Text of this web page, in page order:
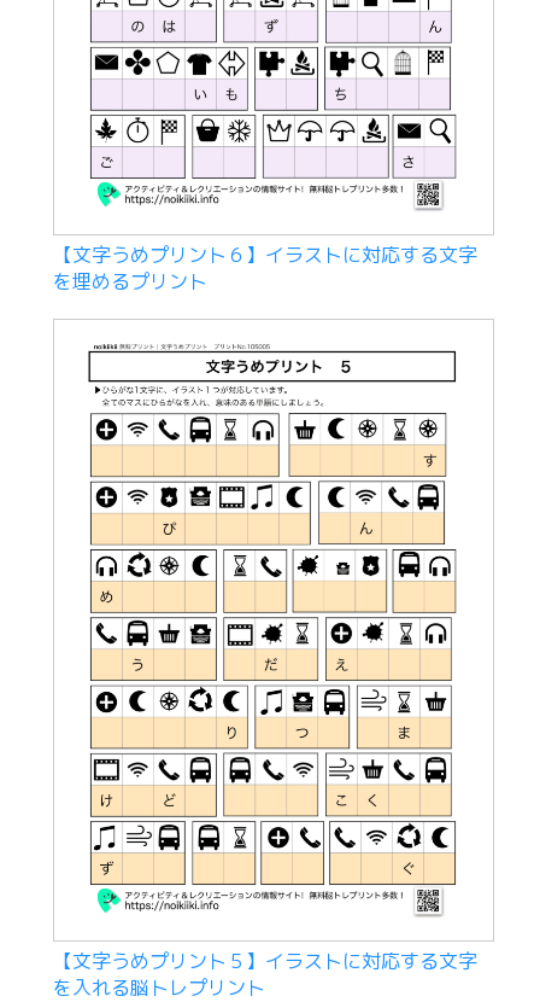
【文字うめプリント６】イラストに対応する文字
を埋めるプリント
【文字うめプリント５】イラストに対応する文字
を入れる脳トレプリント